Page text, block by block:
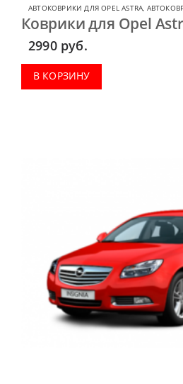
АВТОКОВРИКИ ДЛЯ OPEL ASTRA,
Коврики для Opel
2990 руб.
В КОРЗИНУ